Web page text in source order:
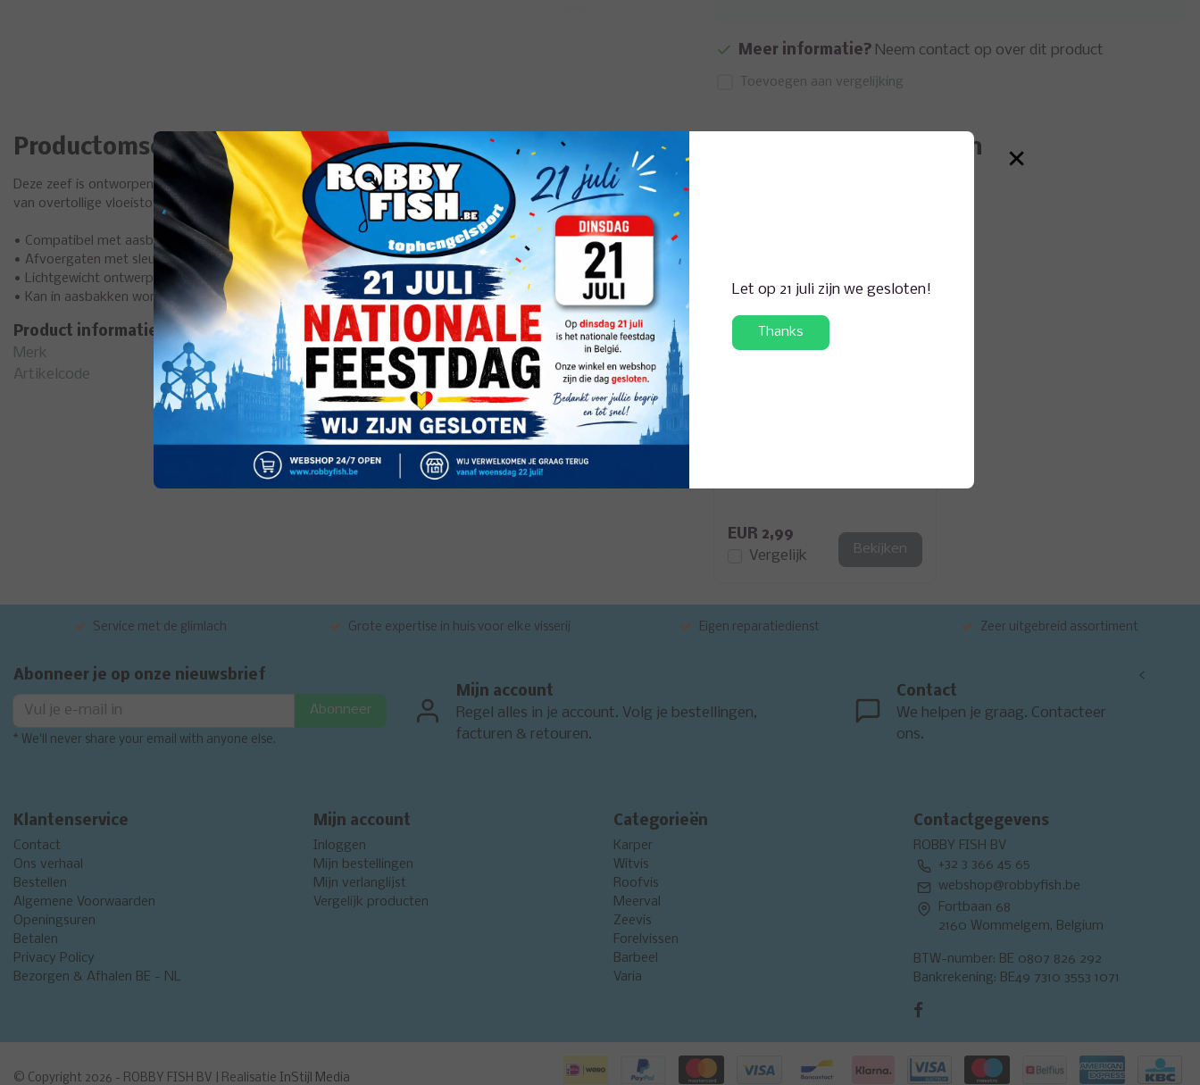
Meer informatie? Neem contact op over dit product
Toevoegen aan vergelijking
Productomschrijving
Deze zeef is ontworpen om rechtstreeks in aasbakken van 2 en 3 pint te passen en is ideaal voor het afvoeren
van overtollige vloeistof van aas zoals pellets, maïs en casters.
• Compatibel met aasbakken van 2 en 3 pins
• Afvoergaten met sleuven zorgen ervoor dat vloeistof gemakkelijk kan ontsnappen
• Lichtgewicht ontwerp
• Kan in aasbakken worden opgeborgen voor een gemakkelijke opslag
Product informatie
Merk
Preston
Artikelcode
P0260014
Gerelateerde producten
EUR 2,99
Vergelijk
Bekijken
Service met de glimlach Grote expertise in huis voor elke visserij Eigen reparatiedienst Zeer uitgebreid assortiment
Abonneer je op onze nieuwsbrief
Abonneer
* We'll never share your email with anyone else.
Mijn account
Regel alles in je account. Volg je bestellingen,
facturen & retouren.
Contact
We helpen je graag. Contacteer
ons.
<
Klantenservice
Contact
Ons verhaal
Bestellen
Algemene Voorwaarden
Openingsuren
Betalen
Privacy Policy
Bezorgen & Afhalen BE - NL
Mijn account
Inloggen
Mijn bestellingen
Mijn verlanglijst
Vergelijk producten
Categorieën
Karper
Witvis
Roofvis
Meerval
Zeevis
Forelvissen
Barbeel
Varia
Contactgegevens
ROBBY FISH BV
+32 3 366 45 65
webshop@robbyfish.be
Fortbaan 68
2160 Wommelgem, Belgium
BTW-number: BE 0807 826 292
Bankrekening: BE49 7310 3553 1071
© Copyright 2026 - ROBBY FISH BV | Realisatie InStijl Media
×
Let op 21 juli zijn we gesloten!
Thanks